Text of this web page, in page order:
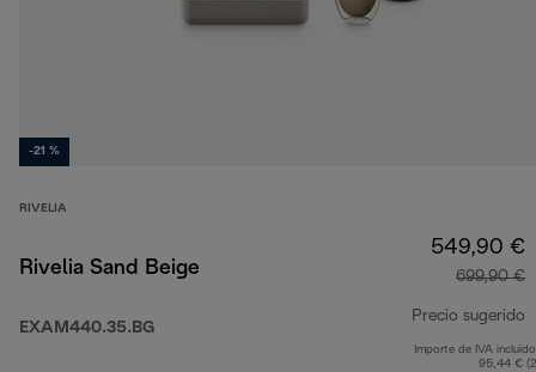
-21 %
RIVELIA
Rivelia Sand Beige
EXAM440.35.BG
549,90 €
699,90 €
Precio sugerido
Importe de IVA
95,44 €